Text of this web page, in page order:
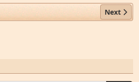
Next
Next